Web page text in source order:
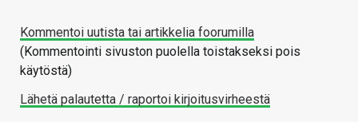
Kommentoi uutista tai artikkelia foorumilla
(Kommentointi sivuston puolella toistakseksi pois
käytöstä)
Lähetä palautetta / raportoi kirjoitusvirheestä